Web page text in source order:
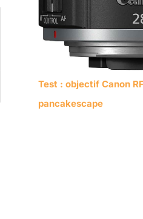
Test : objectif Canon
pancakescape